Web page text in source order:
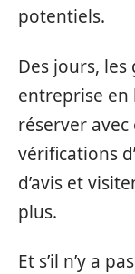
potentiels.
Des jours,
entreprise en
réserver
vérifications
d’avis et
plus.
Et s’il n’y a